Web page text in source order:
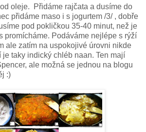
oleje. Přidáme rajčata a dusíme do
přidáme maso i s jogurtem /3/ , dobře
pod pokličkou 35-40 minut, než je
promícháme. Podáváme nejlépe s rýží
ale zatím na uspokojivé úrovni nikde
taky indický chléb naan. Ten mají
ale možná se jednou na blogu
:)